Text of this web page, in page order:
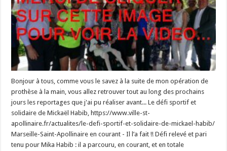
Bonjour à tous, comme vous le savez à la suite de mon opération de prothèse à la main, vous allez retrouver tout au long des prochains jours les reportages que j'ai pu réaliser avant... Le défi sportif et solidaire de Mickaël Habib, https://www.ville-st-apollinaire.fr/actualites/le-defi-sportif-et-solidaire-de-mickael-habib/ Marseille-Saint-Apollinaire en courant - Il l’a fait !! Défi relevé et pari tenu pour Mika Habib : il a parcouru, en courant, et en totale autonomie, les quelque 600 km reliant Marseille à … Saint-Apollinaire, réunissant dans le même temps des fonds au bénéfice de trois enfants en situation de handicap. Dimanche, il a été accueilli, dans la cour de la mairie, par une foule nombreuse – environ 400 personnes – et admirative. A cette occasion le maire, Frédéric Goulier, lui a remis, en présence notamment de son homologue de Chevigny-Saint-Sauveur, Guillaume Ruet, et surtout des enfants et de leur famille, la médaille de la ville. Sur son compte Insta, Mika parle « d’une arrivée tout simplement incroyable, remplie d’émotions. » A noter : la cagnotte pour récolter des fonds au bénéfice de Milla et des jumeaux Antoine et Valentin reste ouverte : https://gofund.me/cf16e8156 Gérard Foucard (2e adjoint. Sport et santé) : Aujourd’hui, notre commune de Saint-Apollinaire a vécu un moment fort, chargé d’émotion et de fierté. https://www.facebook.com/gerard.foucard/posts/aujourdhui-notre-commune-de-saint-apollinaire-a-v%C3%A9cu-un-moment-fort-charg%C3%A9-d%C3%A9mot/27577141311872812/ Nous avons eu le bonheur d’accueillir Habib Mika , notre Mika, au terme d’une aventure humaine exceptionnelle. 600 kilomètres parcourus entre Marseille et Saint-Apollinaire… 600 kilomètres de courage, de détermination et de dépassement de soi. Mais surtout, 600 kilomètres guidés par le cœur. Car au-delà de l’exploit sportif, il y a le sens : courir pour des enfants, Milla, Antoine et Valentin, pour transmettre de la force et de l’espoir. Et aujourd’hui, c’est toute une commune qui s’est rassemblée autour de lui. Un immense merci à Carla pour son engagement et son aide précieuse dans l’organisation. Derrière chaque grand défi, il y a des personnes essentielles… et elle en fait pleinement partie. Merci à Cédric Royer (Karafiesta) pour l’animation de grande qualité et sa réactivité. Merci à la Réserve Citoyenne, à notre adjointe Laurence Auclin pour son soutien sans faille, à l’ASC Zumba, à l’ASC Hip Hop, aux bénévoles… et une mention particulière à ma fille Sandra pour son aide. Merci également à Monsieur le Maire, aux nombreux élus présents, ainsi qu’aux services municipaux pour leur travail. Et… merci au soleil d’avoir été au rendez-vous Aujourd’hui, autour de Mika, c’est toute une commune qui s’est mobilisée. C’est aussi ça, le sport : du partage, de la solidarité et des émotions. Aujourd’hui, notre commune de Saint-Apollinaire a vécu un moment fort, chargé d’émotion et de fierté. Habitué des défis – on lui doit notamment d’avoir relié en courant Lyon à Dijon ou encore Belfort à Strasbourg – Mickaël Habib s’apprête à relever un nouveau challenge : Marseille-Saint-Apollinaire, soit quelque 650 km. Le tout, en totale autonomie et pour des bonnes causes. Départ le 9 avril du Vieux-Port, arrivée à Saint-Apollinaire le 26 avril. La course à pied est entrée dans la vie de Mickaël Habib – Mika – après le décès de sa mère, qui repose dans le cimetière de Saint-Apollinaire. Une forme de thérapie qui est devenue pour celui qui exerce le métier d’animateur sportif (à la communauté de communes de la Plaine dijonnaise) un véritable mode de vie. Donner du sens Mais, si Mika, alerte quarantenaire, court pour son plaisir, il souhaite aussi le faire pour les autres. « J’ai éprouvé le besoin de donner un sens plus concret à ma passion », explique-t-il. Et de poursuivre : « J’ai pensé aux enfants en situation de handicap, qui eux, ne peuvent pas courir ». C’est le cas de Milla, 9 ans, épleumienne, atteinte de leucodystrophie. L’an passé, son Paris-Dijon, ou plus exactement Paris-Chevigny-Saint-Sauveur (400 km en 8 jours), a permis à Mika de réunir près de 9 000 €. Une somme qui a notamment servi à financer une voiture médicalisée. Cette fois Mika compte réunir des fonds pour permettre à Milla de bénéficier de soins appropriés dans une clinique spécialisée en Espagne. Les dons iront également à Antoine et Valentin, des jumeaux, âgés de 2 ans. Nés prématurés ils sont atteints d’une paralysie cérébrale. Le 9 avril Pour ce nouveau défi, Mickaël Habib s’élancera du Vieux-Port de Marseille le 9 avril. Pour seul bagage un sac à dos de 6 kilos. Aucune assistance. Le soir il dormira chez l’habitant. Chaque jour, départ vers 8 h00, pour une quarantaine de kilomètres et une arrivée vers 17h00. Le périple doit durer 18 jours, Mika s’octroyant une journée de repos. A Saint-Apollinaire le 26 avril Arrivée à Saint-Apollinaire le dimanche 26 avril entre 15h00 et 16h00. Ceux qui le souhaitent pourront l’accompagner lors du dernier kilomètre : du parking de l’ASPTT, rue François Mitterrand, à la cour de la mairie, où seront organisées différentes animations, et où surtout l’attendront Milla, Antoine et Valentin. A savoir. Mika avait prévu de relever ce défi en octobre dernier. Mais à cette date on lui découvre une tumeur à l’intestin. Tumeur bénigne, pour laquelle il sera opéré en urgence, et qui l’a beaucoup affaibli. Cette course est aussi l’occasion pour lui de montrer qu’il ne faut jamais baisser les bras, qu’il faut se battre. « Tout est possible à qui ose, travaille, rêve et n’abandonne jamais », est devenu son véritable mantra. Mantra qu’il ne cesse de répéter à son fils. Pour suivre : Instagram. @mika_run_trek - Facebook. Habib Mika - Mail. Didijon21@gmail.com On se retrouve très vite pour de nouvelles aventures... … VOUS POUVEZ RETROUVER LE REPORTAGE COMPLET EN SUIVANT LE LIEN DU BLOG / http://beaune-et-ailleurs.fr/ Voici les 220 photos ci-dessous que vous pouvez retrouver en taille réelle gratuitement sur mon site JOOMEO (uniquement sur ordinateur pour le téléchargement...) : https://public.joomeo.com/albums/69f4c53f9299f Vous pouvez retrouver gratuitement les 510 albums, les 60.158 photos, les 165 vidéos et 82 dossiers des reportages du blog : http://beaune-et-ailleurs.fr/ en suivant le lien : https://public.joomeo.com/users/sgaudel/albums SUR LE BLOG « BEAUNE ET AILLEURS » VOUS AVEZ 45 PAGES DE REPORTAGES... QUELQUES INFORMATIONS UTILES : "Je suis journaliste reporter accréditée de l'agence de presse WPA New-York depuis mars 2018. Le blog est entièrement gratuit car je pense que l'info devrait être gratuite pour tout le monde... Je vous remercie pour vos invitations et vos stands gratuits lors de vos manifestations... Mes reportages sont mis en ligne sur mon blog « Beaune et Ailleurs » et relayés sur mes réseaux sociaux. - Vous pouvez me contacter par téléphone au: 07.66.47.93.76 – par mail : sylvie.gaudel@journalist-wpa.com - Adresse du blog : http://beaune-et-ailleurs.fr/ - Les associations « Beaune et Ailleurs » et « Recours 21 » sont en complément du blog pour aider les personnes en situation de handicap, fragilisées et autres. Je remercie les bénévoles qui sont à mes côtés...il n'y a pas de subventions car il n'y a pas de cotisation afin que tout le monde puisse en bénéficier... * Vous pouvez retrouver mes reportages : - Sur mon blog : http://beaune-et-ailleurs.fr/ - Mes vidéos : sur ma chaîne YouTube Beaune et ailleurs* à l’adresse suivante : https://www.youtube.com/channel/UCnr3x7mViq31mRz6h-pPlPg?view_as=subscriber pour télécharger gratuitement les vidéos... Mes albums dans mon espace gratuit JOOMEO: https://public.joomeo.com/users/sgaudel/albums où vous pouvez télécharger gratuitement toutes les photos...Vous ne pouvez les utiliser officiellement qu'avec mon nom dessus pour le droit à l'image... VOICI UNE PARTIE DES DOSSIERS 01 SYLVIE GAUDEL-JARDOT - 31 DECEMBRE - ARS, COVID ET HOPITAL – ASSOCIATIONS - ASSOCIATION DES CLUBS D'ENTREPRISES - ATELIER DE MARIE FLEURISTE CHENÔVE – BEAUNE - BILEL LATRECHE - BONNES CAUSES... - BOUTIQUES ET RESTAURANTS DE DIJON, BOURGOGNE ET AUTRES - BRASSERIE DE FRANCE A BEAUNE - BUREAUX 202 ET 206 - CAP SUZON - CEREMONIES MILITAIRES ET ANCIENS COMBATTANTS - CHALON SUR SAONE - CHENÔVE - CHEVIGNY SAINT SAUVEUR - CIRCUIT DE PRENOIS - CITE DE LA GASTRONOMIE - COLORE MA LAME BEAUNE - COMITE MISS BEAUTÉ BOURGOGNE - COMITE MISS BOURGOGNE POUR MISS FRANCE - CROIX ROUGE ET PROTECTION CIVILE - DARCY COMÉDIE - DÉPUTÉS ET AUTRES ÉLUS... - DEUCHE ROSE... - DOMINIQUE BRUILLOT AND CO... - DROIT ET JUSTICE - ÉDUCATION NATIONALE - FOIRE DE DIJON - FRANCOIS REBSAMEN ET LA VILLE DE DIJON - FRANCOIS SAUVADET ET LE DÉPARTEMENT - JUMPS ET KARINE MONTRESOR - KAMOPLAY ET KAMOCON DIJON - L’ÉCRIN - LA CULTURE EN GÉNÉRAL - LA FIPAD - LA FOULÉE DES VENDANGES SAVIGNY LES BEAUNE - LA KARRIERE - LA ROCHEPOT - BEL AIR - ASSOCIATION AOC BEAUNE - LA SAINT VINCENT TOURNANTE OU LA VENTE DES VINS... - LES CHOUETTES DU COEUR - LES CLIMATS - LES GRÉSILLES... - LES VOITURES ET AUTRES... - MAROQUINERIE DIOT A BEAUNE - MARSANNAY LA COTE – MEDEF – MEDIAS - MES STANDS...OFFERTS - MINISTRES, SECRETAIRE D 'ETAT ET OFFICIELS... - MUSIQUE - ODYSSEA DIJON ET URBAN TRAIL - PAYSAGES ET NATURE - PETIT FUTÉ - POINT PRESSE - POMPIERS - POUILLY SUR SAONE - PRÉFECTURE DIJON - PROCÉDURES FNATH ET MAIRIES - RECTORAT ET EDUCATION NATIONALE - RFDB LES GAZELLES - RUGBY - SNCF ET TRAINS – SOCIÉTÉS - SPORT – TABERNACLE – TALANT – TELETHON - VENTE DES VINS ET BOISSONS - WELCOME... ** Mes pages Facebook : - Des nouvelles de Beaune, du Pays Beaunois et de la Vallée de l'Ouche : https://www.facebook.com/desnouvellesdebeaune/ Beaune et Ailleurs : https://www.facebook.com/FOREVERBEAUNEETAILLEURS/ Beaune-et Ailleurs : https://www.facebook.com/BEAUNEETAILLEURS/ Le Canard Déchaîné de Beaune : https://www.facebook.com/profile.php?id=100077926016983 Tout en images sur Beaune en Bourgogne ou ailleurs : https://www.facebook.com/toutenimagessu